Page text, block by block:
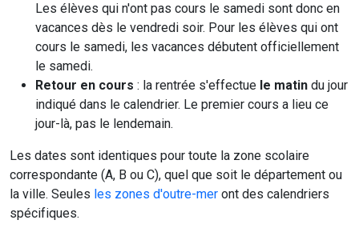
Les élèves qui n'ont pas cours le samedi sont donc en
vacances dès le vendredi soir. Pour les élèves qui ont
cours le samedi, les vacances débutent officiellement
le samedi.
Retour en cours : la rentrée s'effectue le matin du jour
indiqué dans le calendrier. Le premier cours a lieu ce
jour-là, pas le lendemain.
Les dates sont identiques pour toute la zone scolaire
correspondante (A, B ou C), quel que soit le département ou
la ville. Seules les zones d'outre-mer ont des calendriers
spécifiques.